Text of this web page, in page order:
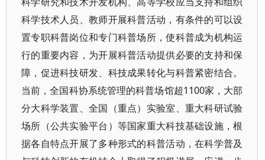
科学技术人员、教师开展科普活动，有条件的可以设
置专职科普岗位和专门科普场所，使科普成为机构运
行的重要内容，为开展科普活动提供必要的支持和保
障，促进科技研发、科技成果转化与科普紧密结合。
当前，全国科协系统管理的科普场馆超1100家，大部
分大科学装置、全国（重点）实验室、重大科研试验
场所（公共实验平台）等国家重大科技基础设施，根
据各自特点开展了多种形式的科普活动，在科学普及